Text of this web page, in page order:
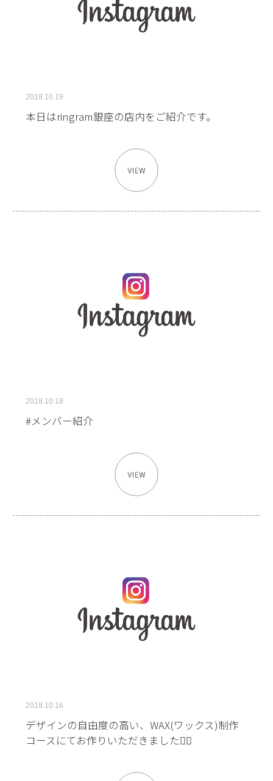
2018.10.19
本日はringram銀座の店内をご紹介です。
2018.10.18
#メンバー紹介
2018.10.16
デザインの自由度の高い、WAX(ワックス)制作
コースにてお作りいただきました👌🏻